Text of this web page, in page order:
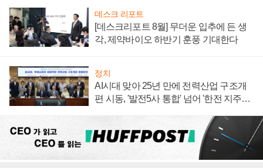
데스크 리포트
[데스크리포트 8월] 무더운 입추에 든 생
각, 제약바이오 하반기 훈풍 기대한다
정치
AI시대 맞아 25년 만에 전력산업 구조개
편 시동, '발전5사 통합' 넘어 '한전 지주사'